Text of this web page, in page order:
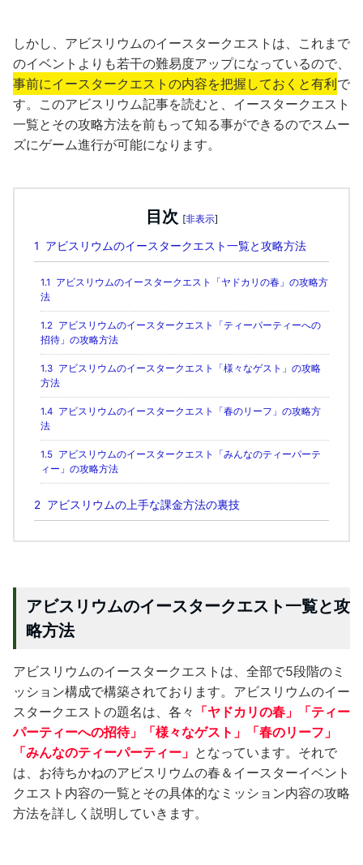
しかし、アビスリウムのイースタークエストは、これまで
のイベントよりも若干の難易度アップになっているので、
事前にイースタークエストの内容を把握しておくと有利で
す。このアビスリウム記事を読むと、イースタークエスト
一覧とその攻略方法を前もって知る事ができるのでスムー
ズにゲーム進行が可能になります。
目次 [非表示]
1 アビスリウムのイースタークエスト一覧と攻略方法
1.1
アビスリウムのイースタークエスト「ヤドカリの春」の攻略方
法
1.2 アビスリウムのイースタークエスト「ティーパーティーへの
招待」の攻略方法
1.3 アビスリウムのイースタークエスト「様々なゲスト」の攻略
方法
1.4 アビスリウムのイースタークエスト「春のリーフ」の攻略方
法
1.5 アビスリウムのイースタークエスト「みんなのティーパーテ
ィー」の攻略方法
2 アビスリウムの上手な課金方法の裏技
アビスリウムのイースタークエスト一覧と攻
略方法
アビスリウムのイースタークエストは、全部で5段階のミ
ッション構成で構築されております。アビスリウムのイー
スタークエストの題名は、各々 「ヤドカリの春 」「ティー
パーティーへの招待」「様々なゲスト 」「春のリーフ 」
「みんなのティーパーティー 」 となっています。それで
は、お待ちかねのアビスリウムの春＆イースターイベント
クエスト内容の一覧とその具体的なミッション内容の攻略
方法を詳しく説明していきます。